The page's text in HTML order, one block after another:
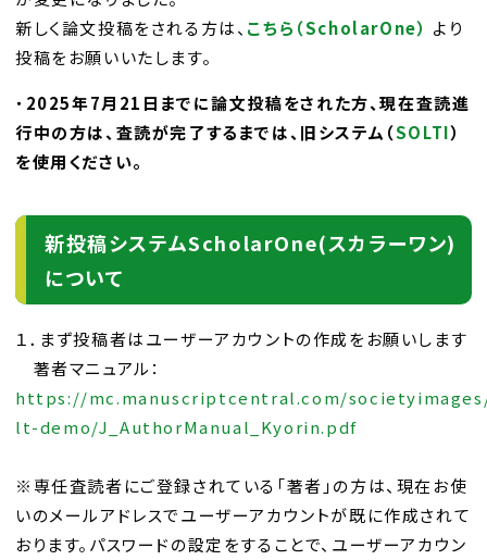
新しく論文投稿をされる方は、 こちら（ScholarOne） より
投稿をお願いいたします。
・ 2025年7月21日までに論文投稿をされた方、現在査読進
行中の方は、査読が完了するまでは、旧システム（SOLTI）
を使用ください。
新投稿システムScholarOne(スカラーワン)
について
１．まず投稿者はユーザーアカウントの作成をお願いします
著者マニュアル：
https://mc.manuscriptcentral.com/
lt-demo/J_AuthorManual_Kyorin.pdf
※専任査読者にご登録されている「著者」の方は、現在お使
いのメールアドレスでユーザーアカウントが既に作成されて
おります。パスワードの設定をすることで、ユーザーアカウン